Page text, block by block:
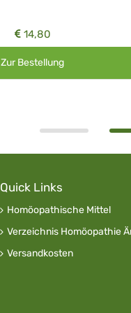
15,65
Zur Bestellung
Quick Links
Homöopathische Mittel
Verzeichnis Homöopathie
Versandkosten